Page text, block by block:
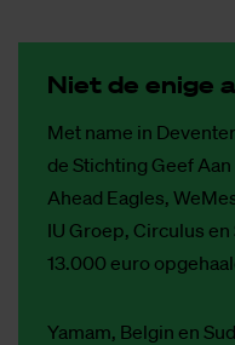
Niet de eni­ge
Met name in
de Stichting Geef
Ahead Eagles,
IU Groep, Circulus
13.000 euro
Yamam, Belgin en